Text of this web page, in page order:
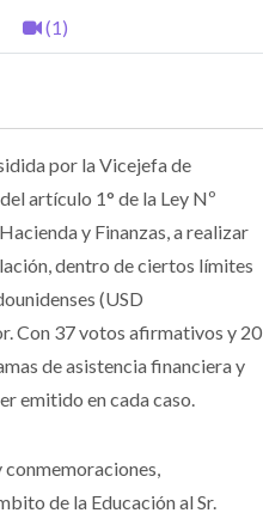
(1)
por la Vicejefa de
artículo 1° de la Ley Nº
y Finanzas, a realizar
dentro de ciertos límites
(USD
Con 37 votos afirmativos y 20
de asistencia financiera y
emitido en cada caso.
de la Educación al Sr.